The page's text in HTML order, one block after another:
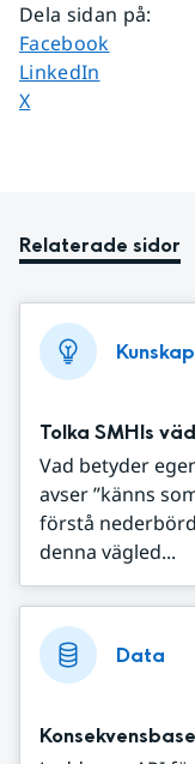
Dela sidan på:
Dela sidan på
Facebook
Dela sidan på
LinkedIn
Dela sidan på
X
Relaterade sidor
Tolka SMHIs
Vad betyder
avser ”känns
förstå
denna vägled...
Data